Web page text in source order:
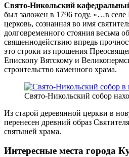
Свято-Никольский
был заложен в 1796 году. «…в
церковь, сознанная во имя
долговременного стояния весьма
священнодействию впредь
это строки из прошения
Епископу Вятскому и
строительство каменного храма.
Свято-Никольский собор
Из старой деревянной церкви в
перенесен древний образ
святыней храма.
Интересные места города